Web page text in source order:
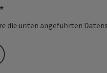
*
die unten angeführten